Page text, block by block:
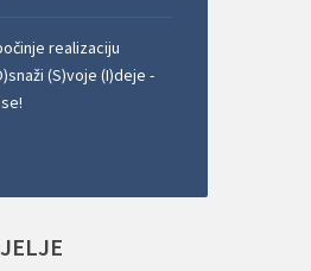
realizaciju
(S)voje (I)deje -